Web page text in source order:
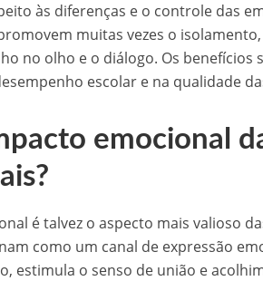
às diferenças e o controle das
muitas vezes o
no olho e o diálogo. Os benefícios
escolar e na qualidade
emocional
é talvez o aspecto mais valioso
como um canal de expressão
estimula o senso de união e